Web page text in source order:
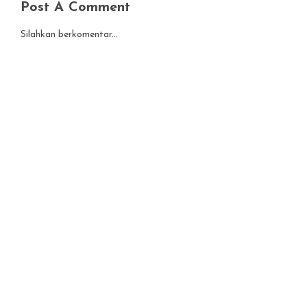
Post A Comment
Silahkan berkomentar...